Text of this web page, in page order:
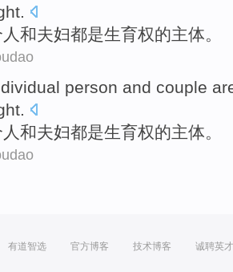
.
和夫妇都是生育权的主体。
person and couple
.
和夫妇都是生育权的主体。
有道智选 官方博客 技术博客 诚聘英才